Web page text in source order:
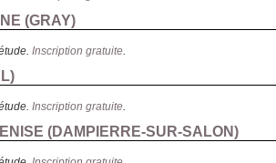
(GRAY)
Inscription gratuite.
)
Inscription gratuite.
(DAMPIERRE-SUR-SALON)